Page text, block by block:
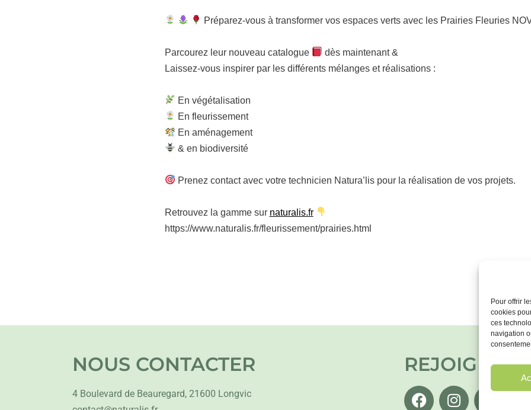
Pour offrir
cookies
ces
navigation
Préparez-vous à transformer vos espaces verts avec les Prairies Fleuries
Parcourez leur nouveau catalogue
dès maintenant &
Laissez-vous inspirer par les différents mélanges et réalisations :
En végétalisation
En fleurissement
En aménagement
& en biodiversité
Prenez contact avec votre technicien Natura’lis pour la réalisation de vos projets.
Retrouvez la gamme sur naturalis.fr
https://www.naturalis.fr/fleurissement/prairies.html
NOUS CONTACTER
4 Boulevard de Beauregard, 21600 Longvic
REJOIGNEZ-